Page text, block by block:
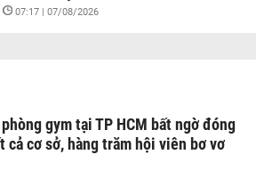
07:17 | 07/08/2026
gym tại TP HCM bất ngờ đóng
cả cơ sở, hàng trăm hội viên bơ vơ